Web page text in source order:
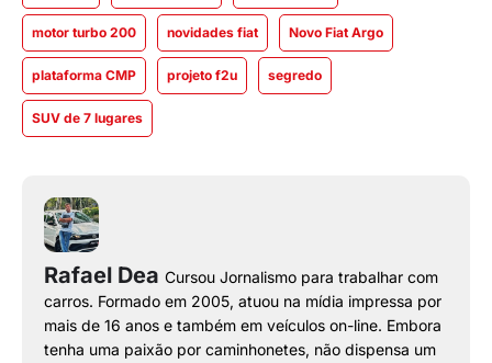
motor turbo 200 novidades fiat Novo Fiat Argo
plataforma CMP projeto f2u segredo
SUV de 7 lugares
Rafael Dea Cursou Jornalismo para trabalhar com
carros. Formado em 2005, atuou na mídia impressa por
mais de 16 anos e também em veículos on-line. Embora
tenha uma paixão por caminhonetes, não dispensa um